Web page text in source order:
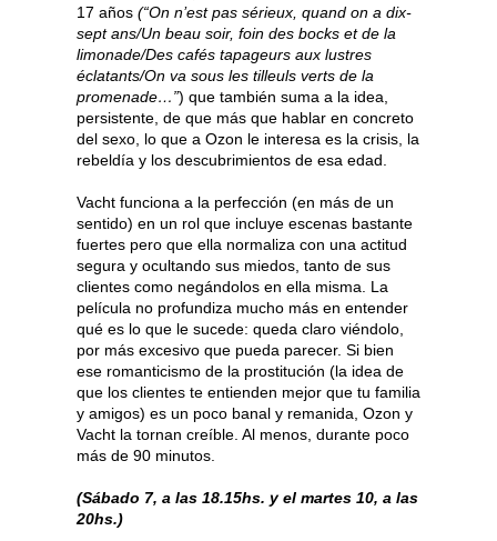
17 años (“On n’est pas sérieux, quand on a dix-
sept ans/Un beau soir, foin des bocks et de la
limonade/Des cafés tapageurs aux lustres
éclatants/On va sous les tilleuls verts de la
promenade…”) que también suma a la idea,
persistente, de que más que hablar en concreto
del sexo, lo que a Ozon le interesa es la crisis, la
rebeldía y los descubrimientos de esa edad.
Vacht funciona a la perfección (en más de un
sentido) en un rol que incluye escenas bastante
fuertes pero que ella normaliza con una actitud
segura y ocultando sus miedos, tanto de sus
clientes como negándolos en ella misma. La
película no profundiza mucho más en entender
qué es lo que le sucede: queda claro viéndolo,
por más excesivo que pueda parecer. Si bien
ese romanticismo de la prostitución (la idea de
que los clientes te entienden mejor que tu familia
y amigos) es un poco banal y remanida, Ozon y
Vacht la tornan creíble. Al menos, durante poco
más de 90 minutos.
(Sábado 7, a las 18.15hs. y el martes 10, a las
20hs.)